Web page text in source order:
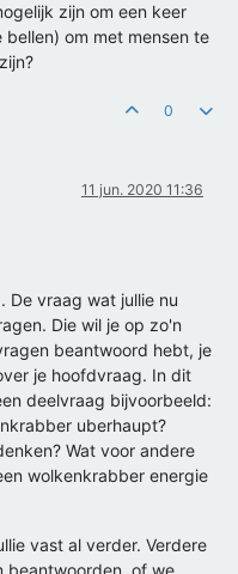
zijn om een keer
om met mensen te
0
11 jun. 2020 11:36
De vraag wat jullie nu
Die wil je op zo'n
beantwoord hebt, je
je hoofdvraag. In dit
deelvraag bijvoorbeeld:
uberhaupt?
Wat voor andere
wolkenkrabber energie
vast al verder. Verdere